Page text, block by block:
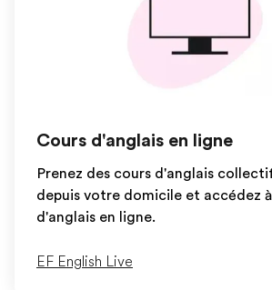
Cours d'anglais en ligne
Prenez des cours d'anglais
depuis votre domicile et accédez
d'anglais en ligne.
EF English Live